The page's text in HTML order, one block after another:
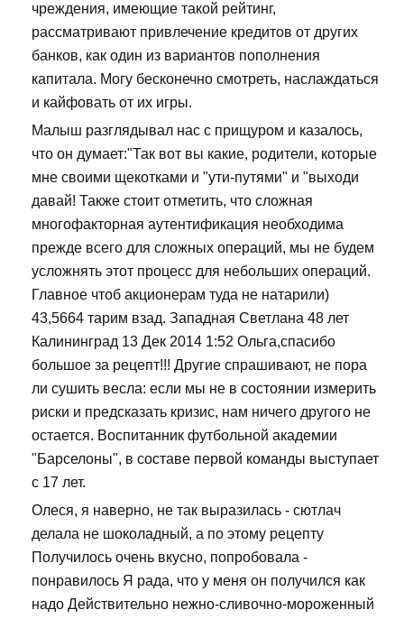
чреждения, имеющие такой рейтинг,
рассматривают привлечение кредитов от других
банков, как один из вариантов пополнения
капитала. Могу бесконечно смотреть, наслаждаться
и кайфовать от их игры.
Малыш разглядывал нас с прищуром и казалось,
что он думает:"Так вот вы какие, родители, которые
мне своими щекотками и "ути-путями" и "выходи
давай! Также стоит отметить, что сложная
многофакторная аутентификация необходима
прежде всего для сложных операций, мы не будем
усложнять этот процесс для небольших операций.
Главное чтоб акционерам туда не натарили)
43,5664 тарим взад. Западная Светлана 48 лет
Калининград 13 Дек 2014 1:52 Ольга,спасибо
большое за рецепт!!! Другие спрашивают, не пора
ли сушить весла: если мы не в состоянии измерить
риски и предсказать кризис, нам ничего другого не
остается. Воспитанник футбольной академии
"Барселоны", в составе первой команды выступает
с 17 лет.
Олеся, я наверно, не так выразилась - сютлач
делала не шоколадный, а по этому рецепту
Получилось очень вкусно, попробовала -
понравилось Я рада, что у меня он получился как
надо Действительно нежно-сливочно-мороженный